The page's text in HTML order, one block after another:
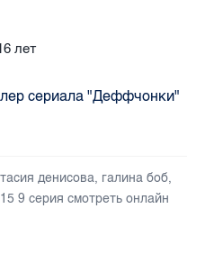
лет
сериала "Деффчонки"
денисова, галина боб,
9 серия смотреть онлайн